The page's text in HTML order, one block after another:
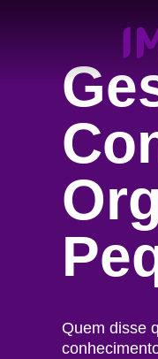
Quem disse